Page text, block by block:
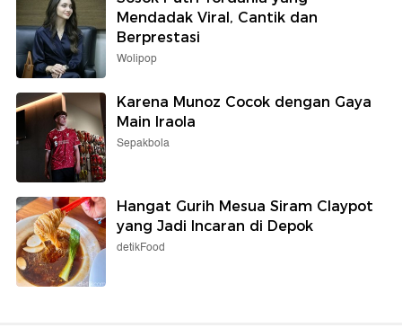
Mendadak Viral, Cantik dan
Berprestasi
Wolipop
Karena Munoz Cocok dengan Gaya
Main Iraola
Sepakbola
Hangat Gurih Mesua Siram Claypot
yang Jadi Incaran di Depok
detikFood